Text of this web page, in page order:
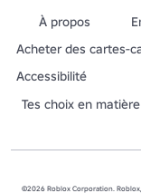
À propos
Acheter des cartes-
Accessibilité
Tes choix en
©2026 Roblox Corporation.